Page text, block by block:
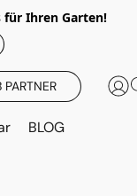
für Ihren Garten!
PARTNER
BLOG